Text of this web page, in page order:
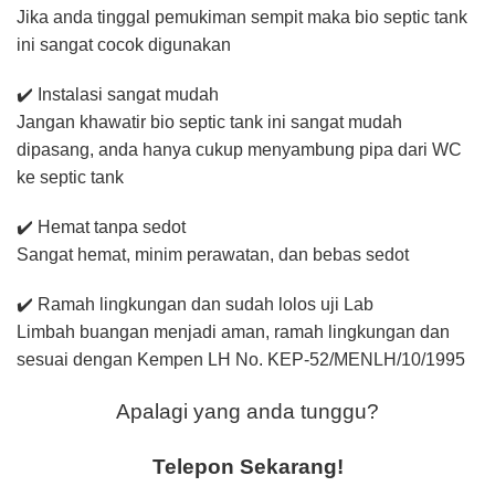
Jika anda tinggal pemukiman sempit maka bio septic tank
ini sangat cocok digunakan
✔️ Instalasi sangat mudah
Jangan khawatir bio septic tank ini sangat mudah
dipasang, anda hanya cukup menyambung pipa dari WC
ke septic tank
✔️ Hemat tanpa sedot
Sangat hemat, minim perawatan, dan bebas sedot
✔️ Ramah lingkungan dan sudah lolos uji Lab
Limbah buangan menjadi aman, ramah lingkungan dan
sesuai dengan Kempen LH No. KEP-52/MENLH/10/1995
Apalagi yang anda tunggu?
Telepon Sekarang!